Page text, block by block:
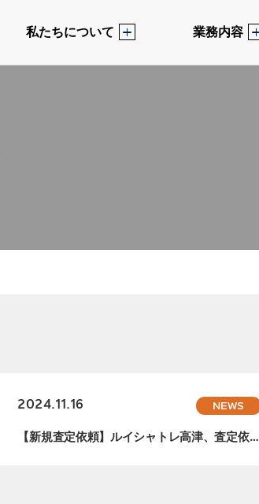
私たちについて 業務内容
2024.11.16 NEWS
【新規査定依頼】ルイシャトレ高津、査定依頼